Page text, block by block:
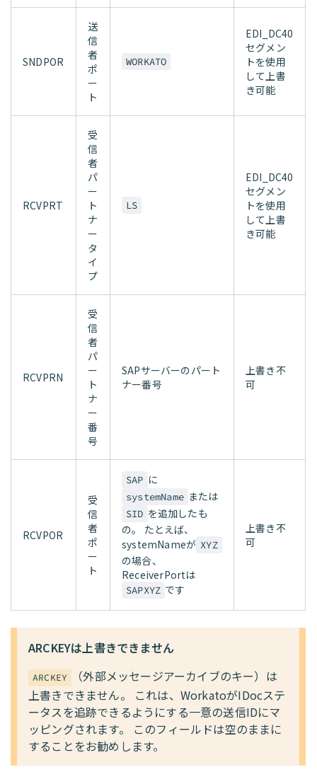
SNDPOR
送
信
者
ポ
ー
ト
WORKATO
EDI_DC40
セグメン
トを使用
して上書
き可能
RCVPRT
受
信
者
パ
ー
ト
ナ
ー
タ
イ
プ
LS
EDI_DC40
セグメン
トを使用
して上書
き可能
RCVPRN
受
信
者
パ
ー
ト
ナ
ー
番
号
SAPサーバーのパート
ナー番号
上書き不
可
RCVPOR
受
信
者
ポ
ー
ト
SAP に
systemName または
SID を追加したも
の。 たとえば、
systemNameが XYZ
の場合、
ReceiverPortは
SAPXYZ です
上書き不
可
ARCKEYは上書きできません
ARCKEY
（外部メッセージアーカイブのキー）は
上書きできません。 これは、WorkatoがIDocステ
ータスを追跡できるようにする一意の送信IDにマ
ッピングされます。 このフィールドは空のままに
することをお勧めします。